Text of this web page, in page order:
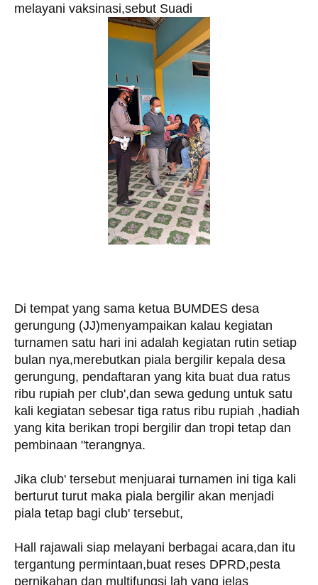
melayani vaksinasi,sebut Suadi
Di tempat yang sama ketua BUMDES desa
gerungung (JJ)menyampaikan kalau kegiatan
turnamen satu hari ini adalah kegiatan rutin setiap
bulan nya,merebutkan piala bergilir kepala desa
gerungung, pendaftaran yang kita buat dua ratus
ribu rupiah per club',dan sewa gedung untuk satu
kali kegiatan sebesar tiga ratus ribu rupiah ,hadiah
yang kita berikan tropi bergilir dan tropi tetap dan
pembinaan "terangnya.
Jika club' tersebut menjuarai turnamen ini tiga kali
berturut turut maka piala bergilir akan menjadi
piala tetap bagi club' tersebut,
Hall rajawali siap melayani berbagai acara,dan itu
tergantung permintaan,buat reses DPRD,pesta
pernikahan dan multifungsi lah yang jelas